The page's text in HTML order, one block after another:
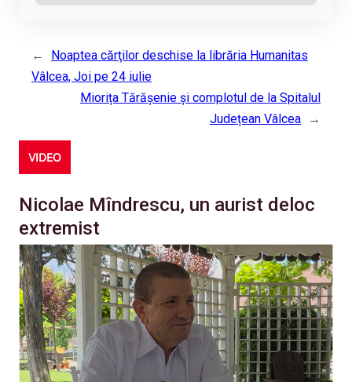
←
Noaptea cărţilor deschise la librăria Humanitas
Vâlcea, Joi pe 24 iulie
Miorița Tărășenie și complotul de la Spitalul
Județean Vâlcea
→
VIDEO
Nicolae Mîndrescu, un aurist deloc
extremist